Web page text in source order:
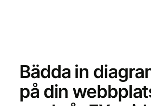
Bädda in
på din